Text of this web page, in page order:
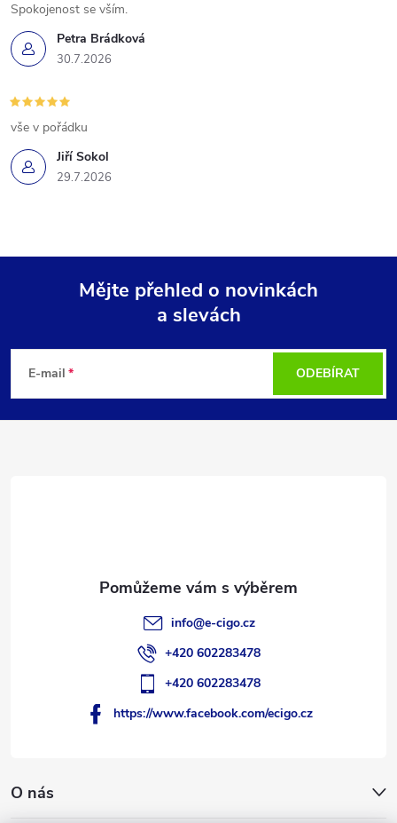
Petra Brádková
30.7.2026
Spokojenost se vším.
Jiří Sokol
29.7.2026
vše v pořádku
p
Mějte přehled o novinkách
a slevách
E-mail ODEBÍRAT
O nás
info@e-cigo.cz
+420 602283478
+420 602283478
https://www.facebook.com/ecigo.cz